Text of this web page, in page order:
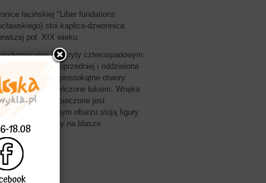
łacińskiej "Liber fundations
stoi kaplica-dzwonnica.
poł. XIX wieku.
i nakryty czterospadowym
mniejsza od poprzedniej i oddzielona
posiada prostokątne otwory
są wnęki zakończone łukiem. Wnęka
kaplicy zabezpieczone jest
na przyściennym ołtarzu stoją figury
namalowany na blasze